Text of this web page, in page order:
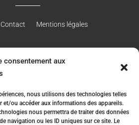
consentement aux
nous utilisons des technologies telles
et/ou accéder aux informations des appareils.
nous permettra de traiter des données
navigation ou les ID uniques sur ce site. Le
Contact Mentions légales